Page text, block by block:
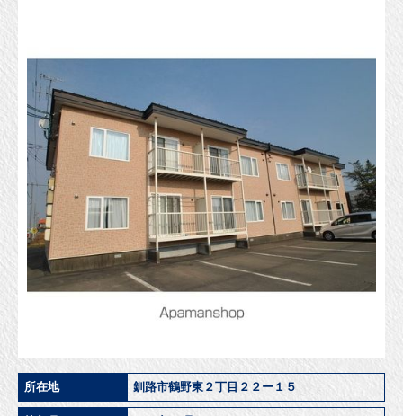
所在地 釧路市鶴野東２丁目２２ー１５